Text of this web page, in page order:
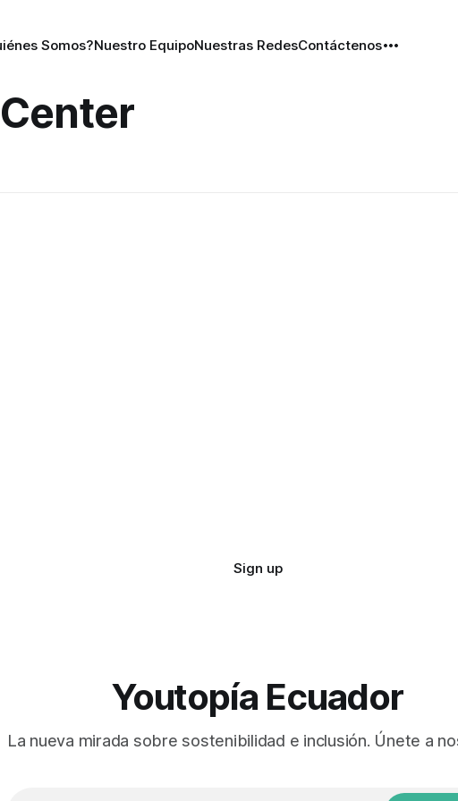
Somos?Nuestro EquipoNuestras RedesContáctenos
Sign up
Youtopía Ecuador
La nueva mirada sobre sostenibilidad e inclusión. Únete a